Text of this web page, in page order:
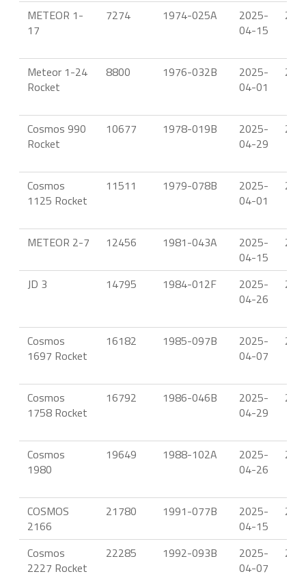
METEOR 1-
17
7274 1974-025A
2025-
04-15
Meteor 1-24
Rocket
8800 1976-032B
2025-
04-01
Cosmos 990
Rocket
10677 1978-019B
2025-
04-29
Cosmos
1125 Rocket
11511 1979-078B
2025-
04-01
METEOR 2-7 12456 1981-043A
2025-
04-15
JD 3 14795 1984-012F
2025-
04-26
Cosmos
1697 Rocket
16182 1985-097B
2025-
04-07
Cosmos
1758 Rocket
16792 1986-046B
2025-
04-29
Cosmos
1980
19649 1988-102A
2025-
04-26
COSMOS
2166
21780 1991-077B
2025-
04-15
Cosmos
2227 Rocket
22285 1992-093B
2025-
04-07